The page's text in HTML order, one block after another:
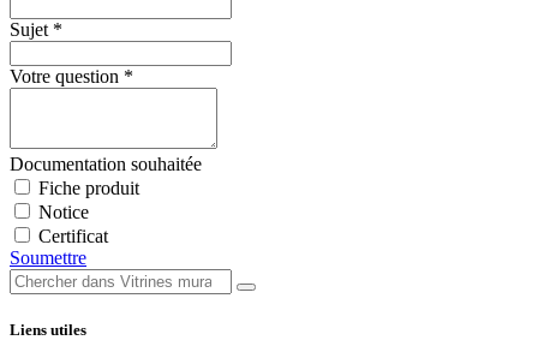
Sujet *
Votre question *
Documentation souhaitée
Fiche produit
Notice
Certificat
Soumettre
Liens utiles